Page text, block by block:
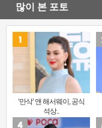
많이 본 포토
‘만삭’ 앤 해서웨이, 공식
석상..